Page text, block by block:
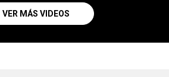
VER MÁS VIDEOS